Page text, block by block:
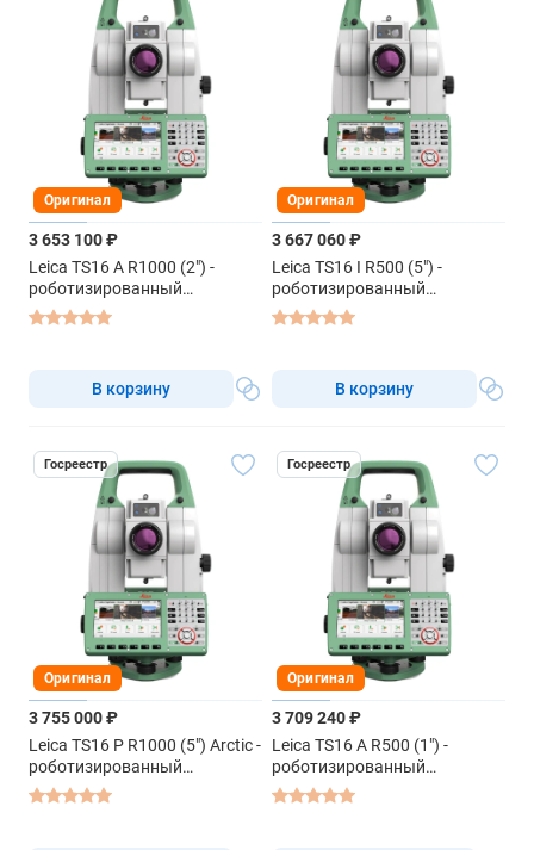
Оригинал
3 653 100 ₽
Leica TS16 A R1000 (2") -
роботизированный
тахеометр
В корзину
Оригинал
3 667 060 ₽
Leica TS16 I R500 (5") -
роботизированный
тахеометр
В корзину
Госреестр
Оригинал
3 755 000 ₽
Leica TS16 P R1000 (5") Arctic -
роботизированный
тахеометр
Госреестр
Оригинал
3 709 240 ₽
Leica TS16 A R500 (1") -
роботизированный
тахеометр